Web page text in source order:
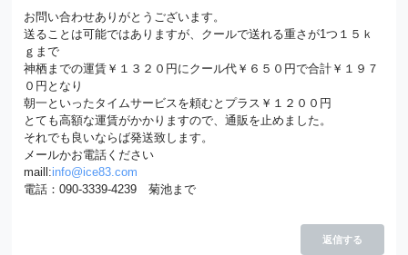
お問い合わせありがとうございます。
送ることは可能ではありますが、クールで送れる重さが1つ１５ｋ
ｇまで
神栖までの運賃￥１３２０円にクール代￥６５０円で合計￥１９７
０円となり
朝一といったタイムサービスを頼むとプラス￥１２００円
とても高額な運賃がかかりますので、通販を止めました。
それでも良いならば発送致します。
メールかお電話ください
maill:info@ice83.com
電話：090-3339-4239 菊池まで
返信する